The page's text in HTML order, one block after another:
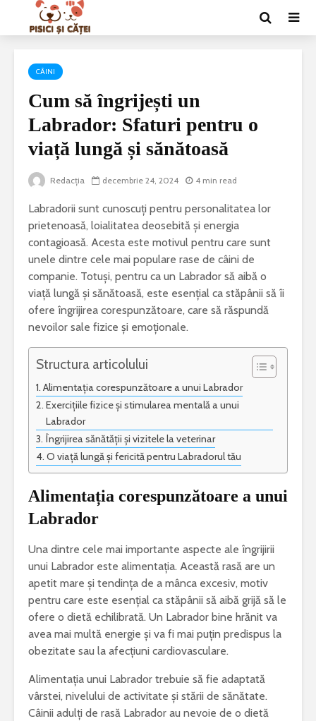
CÂINI
Cum să îngrijești un
Labrador: Sfaturi pentru o
viață lungă și sănătoasă
Redacția decembrie 24, 2024 4 min read
Labradorii sunt cunoscuți pentru personalitatea lor
prietenoasă, loialitatea deosebită și energia
contagioasă. Acesta este motivul pentru care sunt
unele dintre cele mai populare rase de câini de
companie. Totuși, pentru ca un Labrador să aibă o
viață lungă și sănătoasă, este esențial ca stăpânii să îi
ofere îngrijirea corespunzătoare, care să răspundă
nevoilor sale fizice și emoționale.
Structura articolului
Alimentația corespunzătoare a unui Labrador
Exercițiile fizice și stimularea mentală a unui
Labrador
Îngrijirea sănătății și vizitele la veterinar
O viață lungă și fericită pentru Labradorul tău
Alimentația corespunzătoare a unui
Labrador
Una dintre cele mai importante aspecte ale îngrijirii
unui Labrador este alimentația. Această rasă are un
apetit mare și tendința de a mânca excesiv, motiv
pentru care este esențial ca stăpânii să aibă grijă să le
ofere o dietă echilibrată. Un Labrador bine hrănit va
avea mai multă energie și va fi mai puțin predispus la
obezitate sau la afecțiuni cardiovasculare.
Alimentația unui Labrador trebuie să fie adaptată
vârstei, nivelului de activitate și stării de sănătate.
Câinii adulți de rasă Labrador au nevoie de o dietă